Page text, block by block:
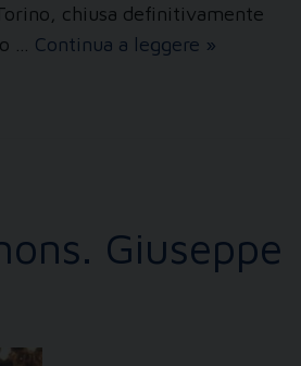
chiusa definitivamente
… Continua a leggere Fondo
»
Giuseppe